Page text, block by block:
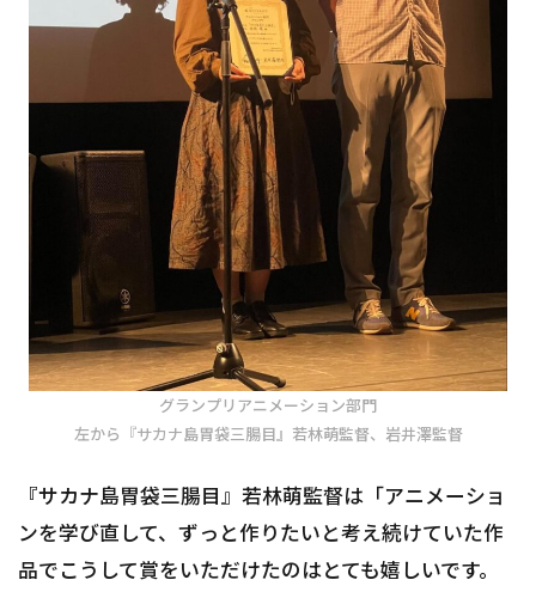
グランプリアニメーション部門
左から『サカナ島胃袋三腸目』若林萌監督、岩井澤監督
『サカナ島胃袋三腸目』若林萌監督は「アニメーショ
ンを学び直して、ずっと作りたいと考え続けていた作
品でこうして賞をいただけたのはとても嬉しいです。